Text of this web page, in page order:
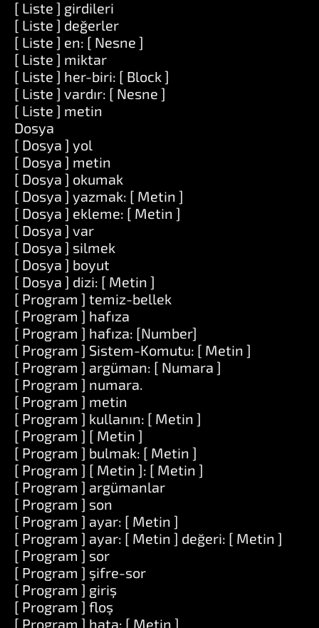
[ Liste ] girdileri
[ Liste ] değerler
[ Liste ] en: [ Nesne ]
[ Liste ] miktar
[ Liste ] her-biri: [ Block ]
[ Liste ] vardır: [ Nesne ]
[ Liste ] metin
Dosya
[ Dosya ] yol
[ Dosya ] metin
[ Dosya ] okumak
[ Dosya ] yazmak: [ Metin ]
[ Dosya ] ekleme: [ Metin ]
[ Dosya ] var
[ Dosya ] silmek
[ Dosya ] boyut
[ Dosya ] dizi: [ Metin ]
[ Program ] temiz-bellek
[ Program ] hafıza
[ Program ] hafıza: [Number]
[ Program ] Sistem-Komutu: [ Metin ]
[ Program ] argüman: [ Numara ]
[ Program ] numara.
[ Program ] metin
[ Program ] kullanın: [ Metin ]
[ Program ] [ Metin ]
[ Program ] bulmak: [ Metin ]
[ Program ] [ Metin ]: [ Metin ]
[ Program ] argümanlar
[ Program ] son
[ Program ] ayar: [ Metin ]
[ Program ] ayar: [ Metin ] değeri: [ Metin ]
[ Program ] sor
[ Program ] şifre-sor
[ Program ] giriş
[ Program ] floş
[ Program ] hata: [ Metin ]